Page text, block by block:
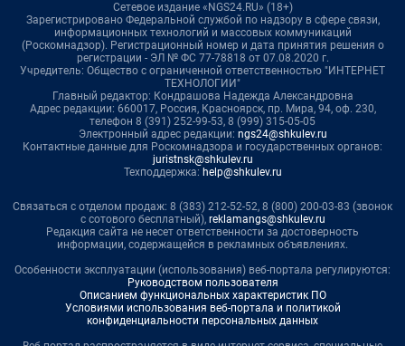
Сетевое издание «NGS24.RU» (18+)
Зарегистрировано Федеральной службой по надзору в сфере связи,
информационных технологий и массовых коммуникаций
(Роскомнадзор). Регистрационный номер и дата принятия решения о
регистрации - ЭЛ № ФС 77-78818 от 07.08.2020 г.
Учредитель: Общество с ограниченной ответственностью "ИНТЕРНЕТ
ТЕХНОЛОГИИ"
Главный редактор: Кондрашова Надежда Александровна
Адрес редакции: 660017, Россия, Красноярск, пр. Мира, 94, оф. 230,
телефон 8 (391) 252-99-53, 8 (999) 315-05-05
Электронный адрес редакции: ngs24@shkulev.ru
Контактные данные для Роскомнадзора и государственных органов:
juristnsk@shkulev.ru
Техподдержка: help@shkulev.ru
Связаться с отделом продаж: 8 (383) 212-52-52, 8 (800) 200-03-83 (звонок
с сотового бесплатный), reklamangs@shkulev.ru
Редакция сайта не несет ответственности за достоверность
информации, содержащейся в рекламных объявлениях.
Особенности эксплуатации (использования) веб-портала регулируются:
Руководством пользователя
Описанием функциональных характеристик ПО
Условиями использования веб-портала и политикой
конфиденциальности персональных данных